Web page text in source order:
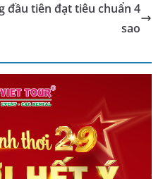
đầu tiên đạt tiêu chuẩn 4
sao